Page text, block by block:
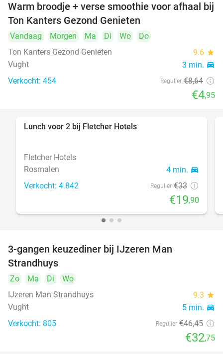
43%
Warm broodje + verse smoothie voor afhaal bij
Ton Kanters Gezond Genieten
Vandaag Morgen Ma Di Wo
Do
Ton Kanters Gezond Genieten
9.6 star
Vught 3 min. directions_car
Verkocht: 454 Regulier €8,64
€4,95
Lunch voor 2 bij Fletcher Hotels
Fletcher Hotels
Rosmalen
4 min. directions_car
Verkocht: 4.842 Regulier €33
€19,90
3-gangen keuzediner bij IJzeren Man
Strandhuys
Zo Ma Di
Wo
IJzeren Man Strandhuys
9.3 star
Vught 5 min. directions_car
Verkocht: 805 Regulier €46,45
€32,75